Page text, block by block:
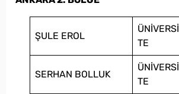
ŞULE EROL
ÜNİVERSİ
TE
SERHAN BOLLUK
ÜNİVERSİ
TE